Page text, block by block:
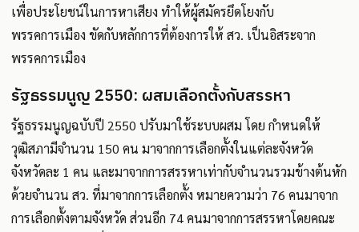
เพื่อประโยชน์ในการหาเสียง ทำให้ผู้สมัครยึดโยงกับ
พรรคการเมือง ขัดกับหลักการที่ต้องการให้ สว. เป็นอิสระจาก
พรรคการเมือง
รัฐธรรมนูญ 2550: ผสมเลือกตั้งกับสรรหา
รัฐธรรมนูญฉบับปี 2550 ปรับมาใช้ระบบผสม โดย กำหนดให้
วุฒิสภามีจำนวน 150 คน มาจากการเลือกตั้งในแต่ละจังหวัด
จังหวัดละ 1 คน และมาจากการสรรหาเท่ากับจำนวนรวมข้างต้นหัก
ด้วยจำนวน สว. ที่มาจากการเลือกตั้ง หมายความว่า 76 คนมาจาก
การเลือกตั้งตามจังหวัด ส่วนอีก 74 คนมาจากการสรรหาโดยคณะ